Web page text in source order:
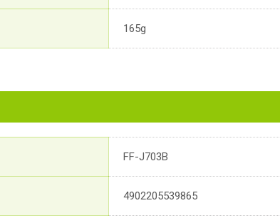
165g
FF-J703B
4902205539865